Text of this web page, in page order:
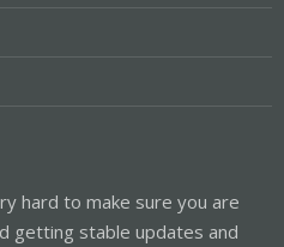
hard to make sure you are
getting stable updates and